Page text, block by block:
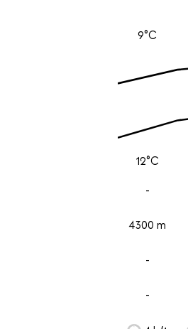
9°C
12°C
-
4300 m
-
-